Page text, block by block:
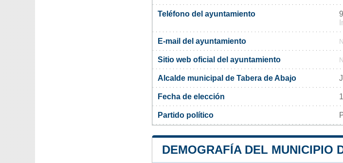
Teléfono del ayuntamiento
E-mail del ayuntamiento
Sitio web oficial del ayuntamiento
Alcalde municipal de Tabera de Abajo
Fecha de elección
Partido político
DEMOGRAFÍA DEL MUNICIPIO